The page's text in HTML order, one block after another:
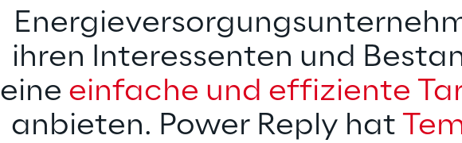
ihren Interessenten und
eine einfache und effiziente
anbieten. Power Reply hat